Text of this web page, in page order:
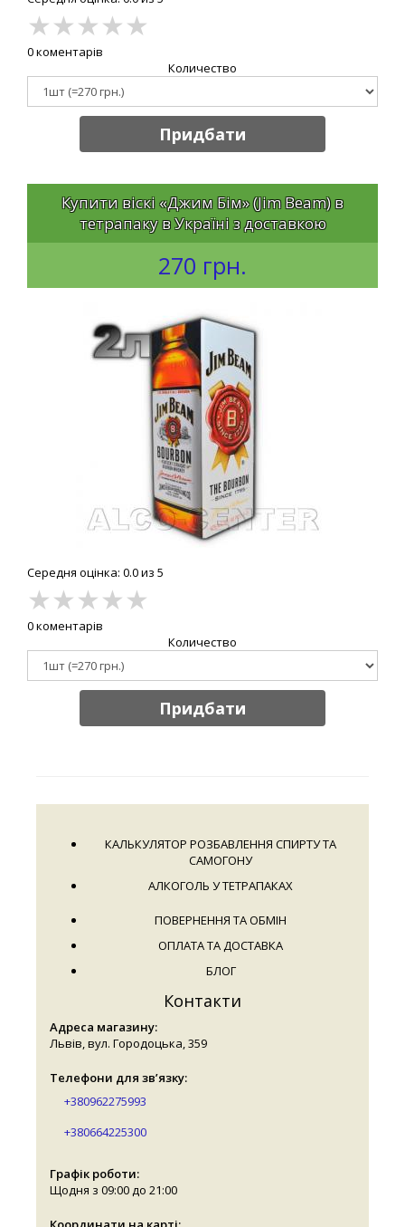
★★★★★
0 коментарів
Количество
Придбати
Купити віскі «Джим Бім» (Jim Beam) в
тетрапаку в Україні з доставкою
270 грн.
Середня оцінка: 0.0 из 5
★★★★★
0 коментарів
Количество
Придбати
КАЛЬКУЛЯТОР РОЗБАВЛЕННЯ СПИРТУ ТА
САМОГОНУ
АЛКОГОЛЬ У ТЕТРАПАКАХ
ПОВЕРНЕННЯ ТА ОБМІН
ОПЛАТА ТА ДОСТАВКА
БЛОГ
Контакти
Адреса магазину:
Львів, вул. Городоцька, 359
Телефони для зв’язку:
+380962275993
+380664225300
Графік роботи:
Щодня з 09:00 до 21:00